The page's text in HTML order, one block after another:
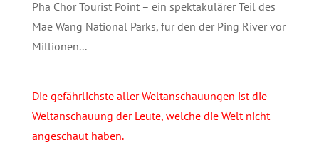
Pha Chor Tourist Point – ein spektakulärer Teil des
Mae Wang National Parks, für den der Ping River vor
Millionen...
Die gefährlichste aller Weltanschauungen ist die
Weltanschauung der Leute, welche die Welt nicht
angeschaut haben.